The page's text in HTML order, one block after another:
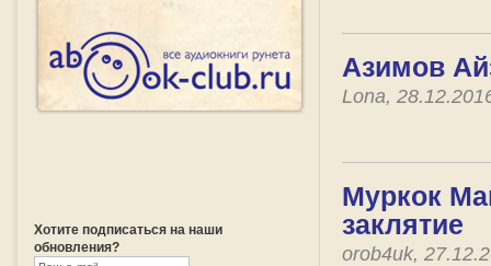
Хотите подписаться на наши
обновления?
Азимов
Lona,
Муркок
заклятие
orob4uk,